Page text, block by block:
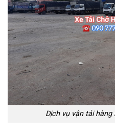
Dịch vụ vận tải